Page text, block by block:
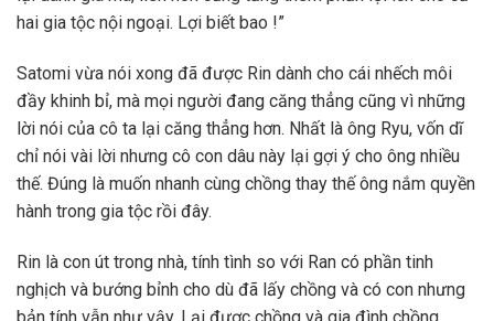
hai gia tộc nội ngoại. Lợi biết bao !”
Satomi vừa nói xong đã được Rin dành cho cái nhếch môi
đầy khinh bỉ, mà mọi người đang căng thẳng cũng vì những
lời nói của cô ta lại căng thẳng hơn. Nhất là ông Ryu, vốn dĩ
chỉ nói vài lời nhưng cô con dâu này lại gợi ý cho ông nhiều
thế. Đúng là muốn nhanh cùng chồng thay thế ông nắm quyền
hành trong gia tộc rồi đây.
Rin là con út trong nhà, tính tình so với Ran có phần tinh
nghịch và bướng bỉnh cho dù đã lấy chồng và có con nhưng
bản tính vẫn như vậy. Lại được chồng và gia đình chồng